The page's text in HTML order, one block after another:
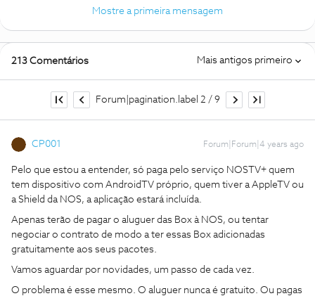
Mostre a primeira mensagem
213 Comentários Mais antigos primeiro
Forum|pagination.label 2 / 9
CP001 Forum|Forum|4 years ago
Pelo que estou a entender, só paga pelo serviço NOSTV+ quem
tem dispositivo com AndroidTV próprio, quem tiver a AppleTV ou
a Shield da NOS, a aplicação estará incluída.
Apenas terão de pagar o aluguer das Box à NOS, ou tentar
negociar o contrato de modo a ter essas Box adicionadas
gratuitamente aos seus pacotes.
Vamos aguardar por novidades, um passo de cada vez.
O problema é esse mesmo. O aluguer nunca é gratuito. Ou pagas